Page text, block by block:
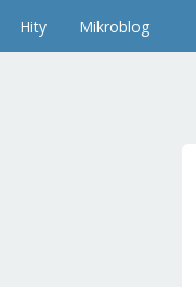
Hity Mikroblog